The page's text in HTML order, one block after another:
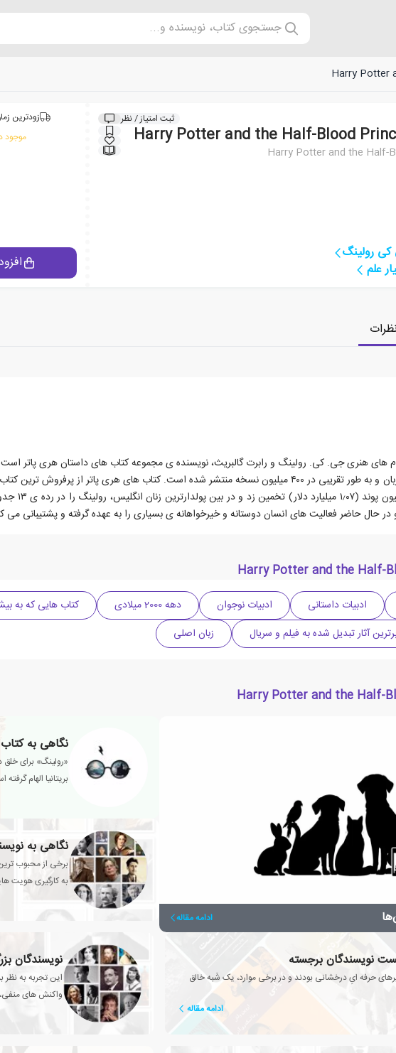
جستجوی کتاب، نویسنده و...
ثبت امتیاز / نظر
Harry Potter and the Half-
رولینگ
علم
زودترین
موجود
رولینگ، زاده ی ۳۱ ژوئیه ۱۹۶۵، با نام های هنری جی. کی. رولینگ و رابرت گالبریث، نویسنده ی مجموعه کتاب های
تایمز،
ادبیات داستانی ادبیات نوجوان دهه 2000 میلادی کتاب هایی که به
آثار تبدیل شده به فیلم و سریال زبان اصلی
ادامه مقاله
نگاهی به
«رولینگ» برای
بریتانیا الهام
نگاهی به
برخی از محبوب
به کارگیری هویت
نویسندگان برجسته
حرفه ایِ درخشانی بودند و در برخی موارد، یک شَبه خالق
ادامه مقاله
نویسندگان
این تجربه به نظر
واکنش های